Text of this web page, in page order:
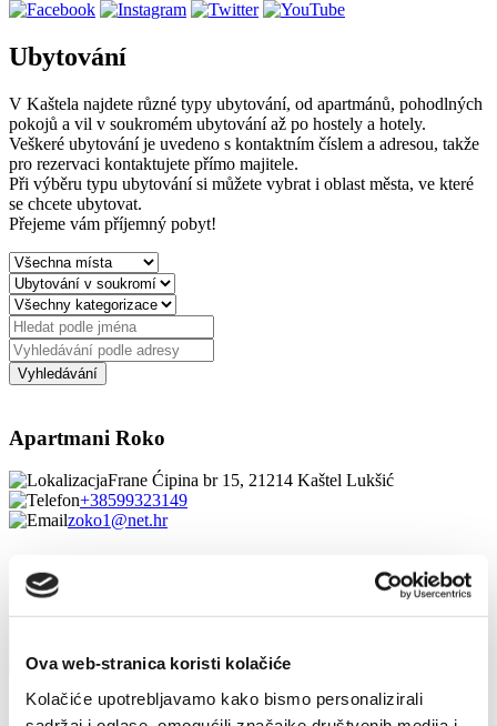
Ova web-stranica koristi kolačiće
Kolačiće upotrebljavamo kako bismo personalizirali
Ubytování
V Kaštela najdete různé typy ubytování, od apartmánů, pohodlných
pokojů a vil v soukromém ubytování až po hostely a hotely.
Veškeré ubytování je uvedeno s kontaktním číslem a adresou, takže
pro rezervaci kontaktujete přímo majitele.
Při výběru typu ubytování si můžete vybrat i oblast města, ve které
se chcete ubytovat.
Přejeme vám příjemný pobyt!
Apartmani Roko
Frane Ćipina br 15, 21214 Kaštel Lukšić
+38599323149
zoko1@net.hr
Apartmani Tomas
ksenija.osijek67@gmail.com
1/4